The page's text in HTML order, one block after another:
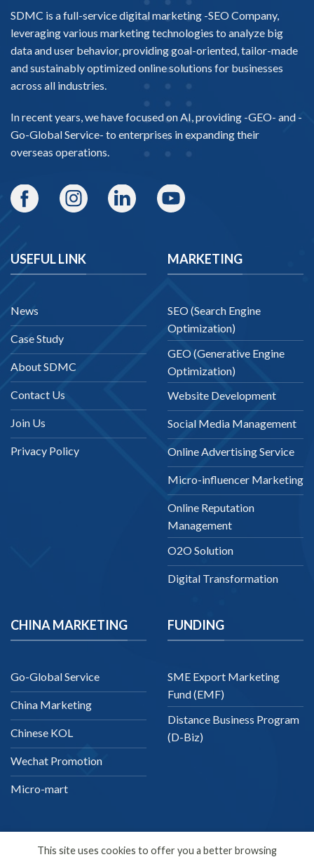
SDMC is a full-service digital marketing -SEO Company,
leveraging various marketing technologies to analyze big
data and user behavior, providing goal-oriented, tailor-made
and sustainably optimized online solutions for businesses
across all industries.
In recent years, we have focused on AI, providing -GEO- and -
Go-Global Service- to enterprises in expanding their
overseas operations.
USEFUL LINK
News
Case Study
About SDMC
Contact Us
Join Us
Privacy Policy
MARKETING
SEO (Search Engine
Optimization)
GEO (Generative Engine
Optimization)
Website Development
Social Media Management
Online Advertising Service
Micro-influencer Marketing
Online Reputation
Management
O2O Solution
Digital Transformation
CHINA MARKETING
Go-Global Service
China Marketing
Chinese KOL
Wechat Promotion
Micro-mart
FUNDING
SME Export Marketing
Fund (EMF)
Distance Business Program
(D-Biz)
This site uses cookies to offer you a better browsing